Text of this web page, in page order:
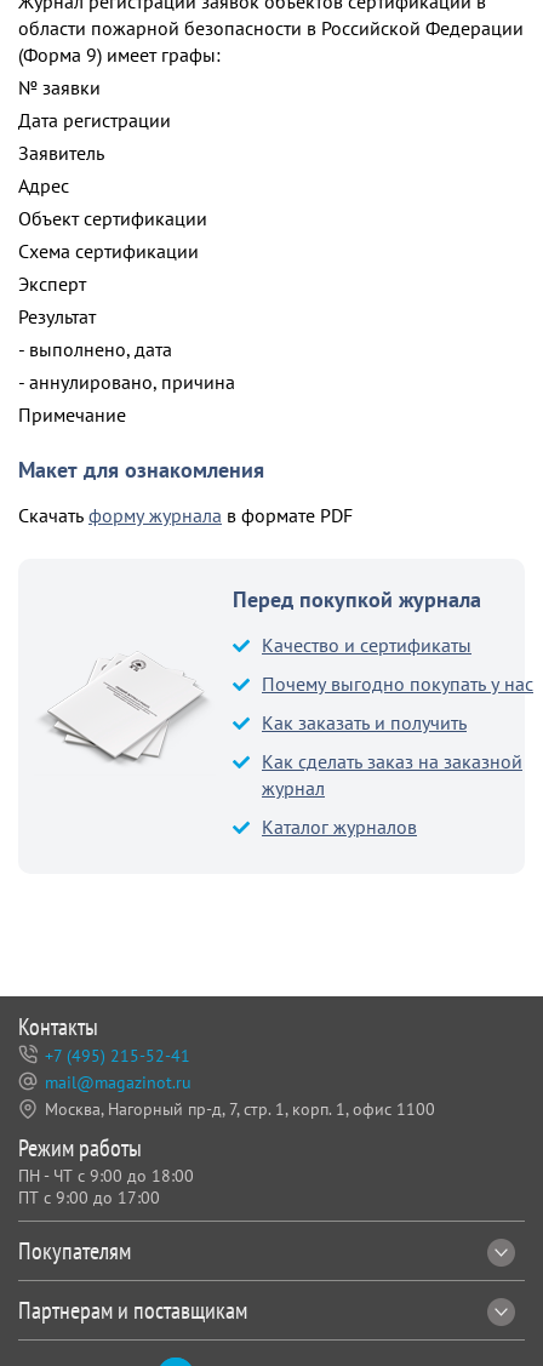
области пожарной безопасности в Российской Федерации
(Форма 9) имеет графы:
№ заявки
Дата регистрации
Заявитель
Адрес
Объект сертификации
Схема сертификации
Эксперт
Результат
- выполнено, дата
- аннулировано, причина
Примечание
Макет для ознакомления
Скачать форму журнала в формате PDF
Перед покупкой журнала
Качество и сертификаты
Почему выгодно покупать у нас
Как заказать и получить
Как сделать заказ на заказной
журнал
Каталог журналов
Покупателям
Партнерам и поставщикам
Контакты
+7 (495) 215-52-41
mail@magazinot.ru
Москва, Нагорный пр-д, 7, стр. 1, корп. 1, офис 1100
Режим работы
ПН - ЧТ с 9:00 до 18:00
ПТ с 9:00 до 17:00